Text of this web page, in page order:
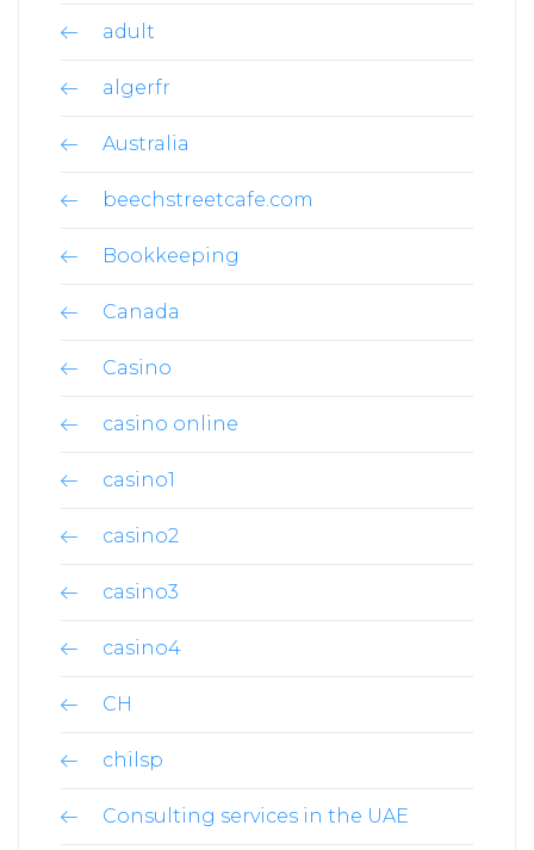
adult
algerfr
Australia
beechstreetcafe.com
Bookkeeping
Canada
Casino
casino online
casino1
casino2
casino3
casino4
CH
chilsp
Consulting services in the UAE